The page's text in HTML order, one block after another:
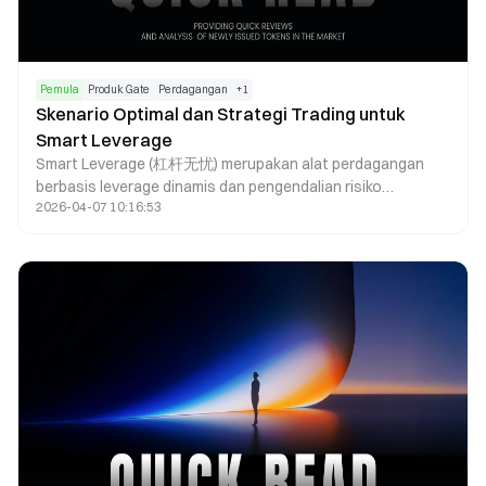
Pemula Produk Gate Perdagangan +1
Skenario Optimal dan Strategi Trading untuk
Smart Leverage
Smart Leverage (杠杆无忧) merupakan alat perdagangan
berbasis leverage dinamis dan pengendalian risiko
otomatis, dengan efektivitas yang sangat bergantung pada
mekanisme rebalancing dinamisnya berfungsi mengurangi
risiko. Untuk perdagangan jangka pendek, alat ini
meningkatkan efisiensi modal. Smart Leverage juga dapat
digunakan dalam strategi hedging guna menekan volatilitas
portofolio. Namun, Smart Leverage tidak diperuntukkan
bagi holding jangka panjang maupun pasar dengan
ketidakpastian tinggi. Kunci pemanfaatannya terletak pada
"pencocokan skenario + eksekusi strategi."
2026-04-07 10:16:53